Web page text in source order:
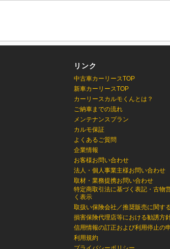
リンク
中古車カーリースTOP
新車カーリースTOP
カーリースカルモくんとは？
ご納車までの流れ
メンテナンスプラン
カルモ保証
よくあるご質問
企業情報
お客様お問い合わせ
法人・個人事業主様お問い合わせ
取材・業務提携お問い合わせ
特定商取引法に基づく表記・古物
く表示
取扱い保険会社／推奨販売に関す
損害保険代理店等における勧誘方
信用情報の訂正および利用停止の
利用規約